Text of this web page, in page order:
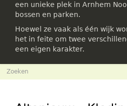
een unieke plek in Arnhem
bossen en parken.
Hoewel ze vaak als één wijk
het in feite om twee
een eigen karakter.
Zoekveld